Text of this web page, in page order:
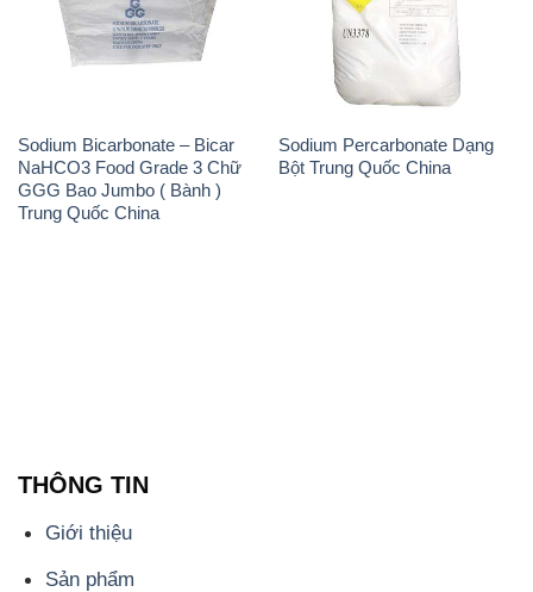
Sodium Bicarbonate – Bicar
NaHCO3 Food Grade 3 Chữ
GGG Bao Jumbo ( Bành )
Trung Quốc China
Sodium Percarbonate Dạng
Bột Trung Quốc China
THÔNG TIN
Giới thiệu
Sản phẩm